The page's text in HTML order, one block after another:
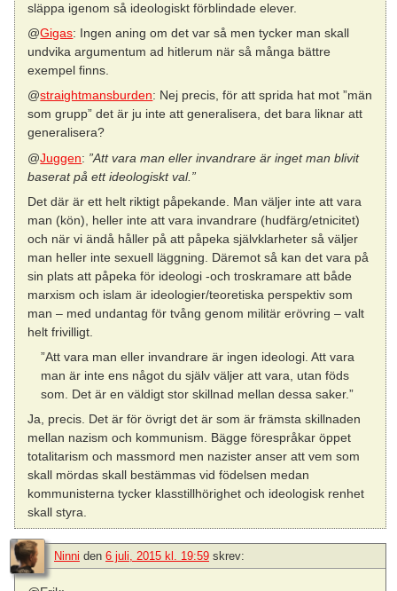
släppa igenom så ideologiskt förblindade elever.
@Gigas: Ingen aning om det var så men tycker man skall
undvika argumentum ad hitlerum när så många bättre
exempel finns.
@straightmansburden: Nej precis, för att sprida hat mot ”män
som grupp” det är ju inte att generalisera, det bara liknar att
generalisera?
@Juggen: ”Att vara man eller invandrare är inget man blivit
baserat på ett ideologiskt val.”
Det där är ett helt riktigt påpekande. Man väljer inte att vara
man (kön), heller inte att vara invandrare (hudfärg/etnicitet)
och när vi ändå håller på att påpeka självklarheter så väljer
man heller inte sexuell läggning. Däremot så kan det vara på
sin plats att påpeka för ideologi -och troskramare att både
marxism och islam är ideologier/teoretiska perspektiv som
man – med undantag för tvång genom militär erövring – valt
helt frivilligt.
”Att vara man eller invandrare är ingen ideologi. Att vara
man är inte ens något du själv väljer att vara, utan föds
som. Det är en väldigt stor skillnad mellan dessa saker.”
Ja, precis. Det är för övrigt det är som är främsta skillnaden
mellan nazism och kommunism. Bägge förespråkar öppet
totalitarism och massmord men nazister anser att vem som
skall mördas skall bestämmas vid födelsen medan
kommunisterna tycker klasstillhörighet och ideologisk renhet
skall styra.
Ninni den 6 juli, 2015 kl. 19:59 skrev: